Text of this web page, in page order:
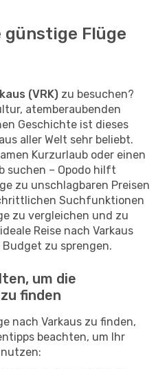
günstige Flüge
(VRK) zu besuchen?
atemberaubenden
Geschichte ist dieses
aller Welt sehr beliebt.
Kurzurlaub oder einen
suchen – Opodo hilft
zu unschlagbaren Preisen
Suchfunktionen
zu vergleichen und zu
Reise nach Varkaus
zu sprengen.
um die
finden
nach Varkaus zu finden,
beachten, um Ihr